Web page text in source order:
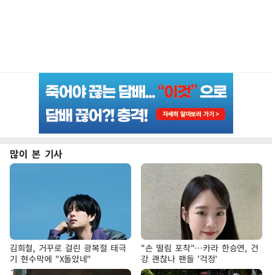
많이 본 기사
김희철, 거꾸로 걸린 광복절 태극
기 현수막에 "X돌았네"
"손 떨림 포착"…카라 한승연, 건
강 괜찮나 팬들 '걱정'